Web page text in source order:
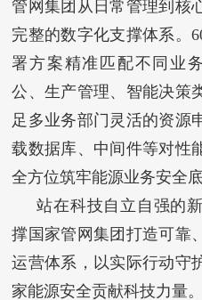
管网集团从日常管理到核
完整的数字化支撑体系。
署方案精准匹配不同业
公、生产管理、智能决策
足多业务部门灵活的资源
载数据库、中间件等对性
全方位筑牢能源业务安全底
站在科技自立自强的
撑国家管网集团打造可靠
运营体系，以实际行动守
家能源安全贡献科技力量。